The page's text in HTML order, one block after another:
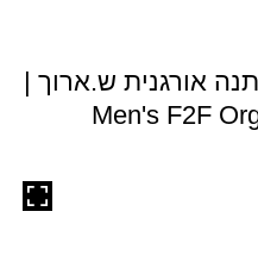
אורגנית ש.ארוך |
Men's F2F